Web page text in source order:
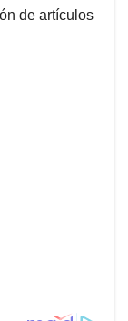
de artículos